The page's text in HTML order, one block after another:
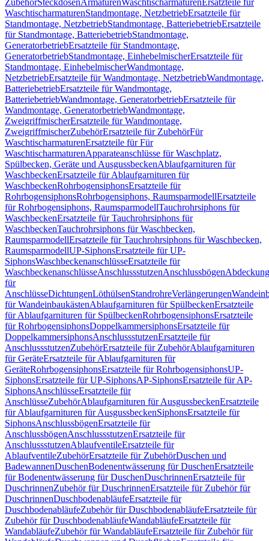
ZubehörSteckdosenArmaturenWaschtischarmaturen Ersatzteile für
WaschtischarmaturenStandmontage, NetzbetriebErsatzteile für
Standmontage, NetzbetriebStandmontage, BatteriebetriebErsatzteile
für Standmontage, BatteriebetriebStandmontage,
GeneratorbetriebErsatzteile für Standmontage,
GeneratorbetriebStandmontage, EinhebelmischerErsatzteile für
Standmontage, EinhebelmischerWandmontage,
NetzbetriebErsatzteile für Wandmontage, NetzbetriebWandmontage,
BatteriebetriebErsatzteile für Wandmontage,
BatteriebetriebWandmontage, GeneratorbetriebErsatzteile für
Wandmontage, GeneratorbetriebWandmontage,
ZweigriffmischerErsatzteile für Wandmontage,
ZweigriffmischerZubehörErsatzteile für ZubehörFür
WaschtischarmaturenErsatzteile für Für
WaschtischarmaturenApparateanschlüsse für Waschplatz,
Spülbecken, Geräte und AusgussbeckenAblaufgarnituren für
WaschbeckenErsatzteile für Ablaufgarnituren für
WaschbeckenRohrbogensiphonsErsatzteile für
RohrbogensiphonsRohrbogensiphons, RaumsparmodellErsatzteile
für Rohrbogensiphons, RaumsparmodellTauchrohrsiphons für
WaschbeckenErsatzteile für Tauchrohrsiphons für
WaschbeckenTauchrohrsiphons für Waschbecken,
RaumsparmodellErsatzteile für Tauchrohrsiphons für Waschbecken,
RaumsparmodellUP-SiphonsErsatzteile für UP-
SiphonsWaschbeckenanschlüsseErsatzteile für
WaschbeckenanschlüsseAnschlussstutzenAnschlussbögen
für
AnschlüsseDichtungenLöthülsenStandrohreVerlängerungen
für WandeinbaukästenAblaufgarnituren für SpülbeckenErsatzteile
für Ablaufgarnituren für SpülbeckenRohrbogensiphonsErsatzteile
für RohrbogensiphonsDoppelkammersiphonsErsatzteile für
DoppelkammersiphonsAnschlussstutzenErsatzteile für
AnschlussstutzenZubehörErsatzteile für ZubehörAblaufgarnituren
für GeräteErsatzteile für Ablaufgarnituren für
GeräteRohrbogensiphonsErsatzteile für RohrbogensiphonsUP-
SiphonsErsatzteile für UP-SiphonsAP-SiphonsErsatzteile für AP-
SiphonsAnschlüsseErsatzteile für
AnschlüsseZubehörAblaufgarnituren für AusgussbeckenErsatzteile
für Ablaufgarnituren für AusgussbeckenSiphonsErsatzteile für
SiphonsAnschlussbögenErsatzteile für
AnschlussbögenAnschlussstutzenErsatzteile für
AnschlussstutzenAblaufventileErsatzteile für
AblaufventileZubehörErsatzteile für ZubehörDuschen und
BadewannenDuschenBodenentwässerung für DuschenErsatzteile
für Bodenentwässerung für DuschenDuschrinnenErsatzteile für
DuschrinnenZubehör für DuschrinnenErsatzteile für Zubehör für
DuschrinnenDuschbodenabläufeErsatzteile für
DuschbodenabläufeZubehör für DuschbodenabläufeErsatzteile für
Zubehör für DuschbodenabläufeWandabläufeErsatzteile für
WandabläufeZubehör für WandabläufeErsatzteile für Zubehör für